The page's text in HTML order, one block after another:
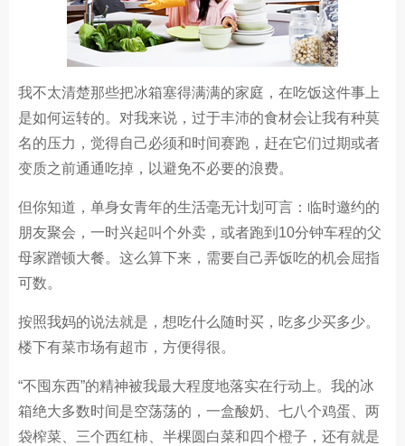
我不太清楚那些把冰箱塞得满满的家庭，在吃饭这件事上
是如何运转的。对我来说，过于丰沛的食材会让我有种莫
名的压力，觉得自己必须和时间赛跑，赶在它们过期或者
变质之前通通吃掉，以避免不必要的浪费。
但你知道，单身女青年的生活毫无计划可言：临时邀约的
朋友聚会，一时兴起叫个外卖，或者跑到10分钟车程的父
母家蹭顿大餐。这么算下来，需要自己弄饭吃的机会屈指
可数。
按照我妈的说法就是，想吃什么随时买，吃多少买多少。
楼下有菜市场有超市，方便得很。
“不囤东西”的精神被我最大程度地落实在行动上。我的冰
箱绝大多数时间是空荡荡的，一盒酸奶、七八个鸡蛋、两
袋榨菜、三个西红柿、半棵圆白菜和四个橙子，还有就是